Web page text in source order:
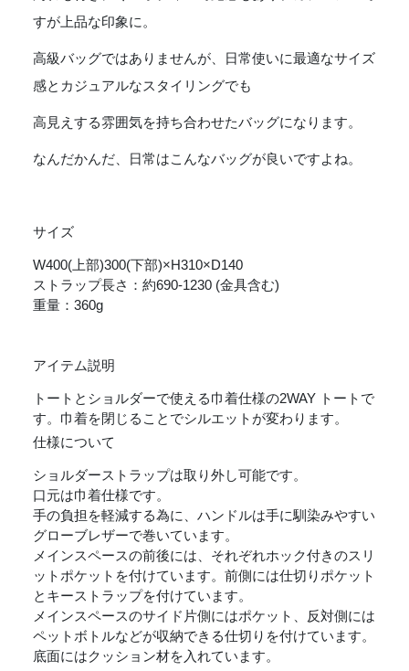
Drawstring
BLACK
すが上品な印象に。
高級バッグではありませんが、日常使いに最適なサイズ
感とカジュアルなスタイリングでも
高見えする雰囲気を持ち合わせたバッグになります。
なんだかんだ、日常はこんなバッグが良いですよね。
サイズ
W400(上部)300(下部)×H310×D140
ストラップ長さ：約690-1230 (金具含む)
重量：360g
アイテム説明
トートとショルダーで使える巾着仕様の2WAY トートで
す。巾着を閉じることでシルエットが変わります。
仕様について
ショルダーストラップは取り外し可能です。
口元は巾着仕様です。
手の負担を軽減する為に、ハンドルは手に馴染みやすい
グローブレザーで巻いています。
メインスペースの前後には、それぞれホック付きのスリ
ットポケットを付けています。前側には仕切りポケット
とキーストラップを付けています。
メインスペースのサイド片側にはポケット、反対側には
ペットボトルなどが収納できる仕切りを付けています。
底面にはクッション材を入れています。